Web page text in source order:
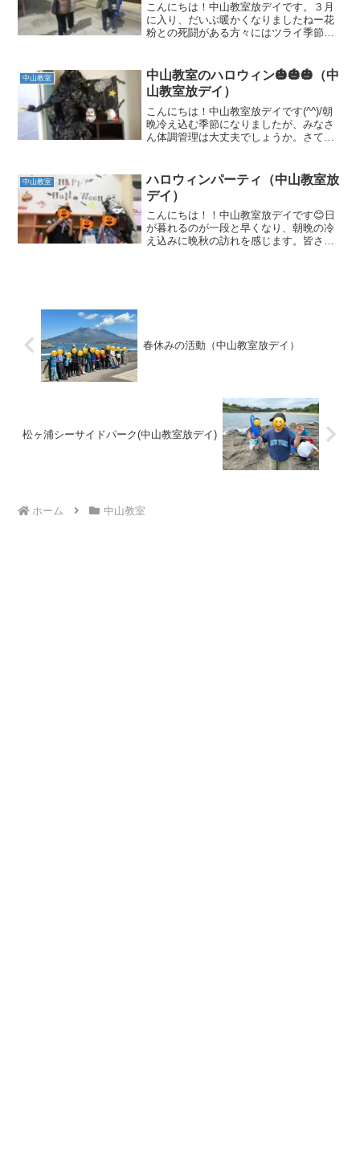
こんにちは！中山教室放デイです。３月
に入り、だいぶ暖かくなりましたねー花
粉との死闘がある方々にはツライ季節で
にある旧増田家住宅をみんなで訪れまし
た。ここは、国の重要文化...
中山教室
中山教室のハロウィン🎃🎃🎃（中
山教室放デイ）
こんにちは！中山教室放デイです(^^)/朝
晩冷え込む季節になりましたが、みなさ
ん体調管理は大丈夫でしょうか。さて、
ディメンターさんも様子を見に来てくれ
ました。うん？ 宇...
中山教室
ハロウィンパーティ（中山教室放
デイ）
こんにちは！！中山教室放デイです😊日
が暮れるのが一段と早くなり、朝晩の冷
え込みに晩秋の訪れを感じます。皆さん
春休みの活動（中山教室放デイ）
松ヶ浦シーサイドパーク(中山教室放デイ)
ホーム 中山教室